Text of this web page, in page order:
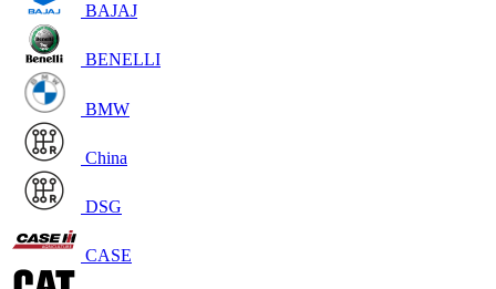
BAJAJ
BENELLI
BMW
China
DSG
CASE